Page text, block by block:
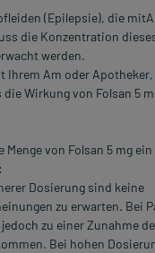
(Epilepsie), die
die Konzentration
werden.
Ihrem Am oder Apotheker,
Wirkung von Folsan 5
Menge von Folsan 5 mg
Dosierung sind keine
zu erwarten. Bei
zu einer Zunahme
Bei hohen